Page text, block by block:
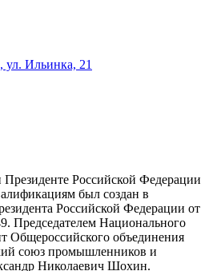
Ильинка, 21
Российской Федерации
был создан в
Российской Федерации от
Председателем Национального
Общероссийского объединения
союз промышленников и
Николаевич Шохин.